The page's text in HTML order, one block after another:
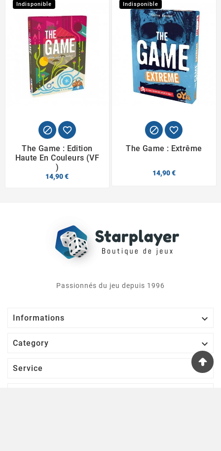
Indisponible
 
The Game : Edition
Haute En Couleurs (VF
)
14,90 €
Indisponible
 
The Game : Extrême
14,90 €
Passionnés du jeu depuis 1996
Informations 
Category 
Service 